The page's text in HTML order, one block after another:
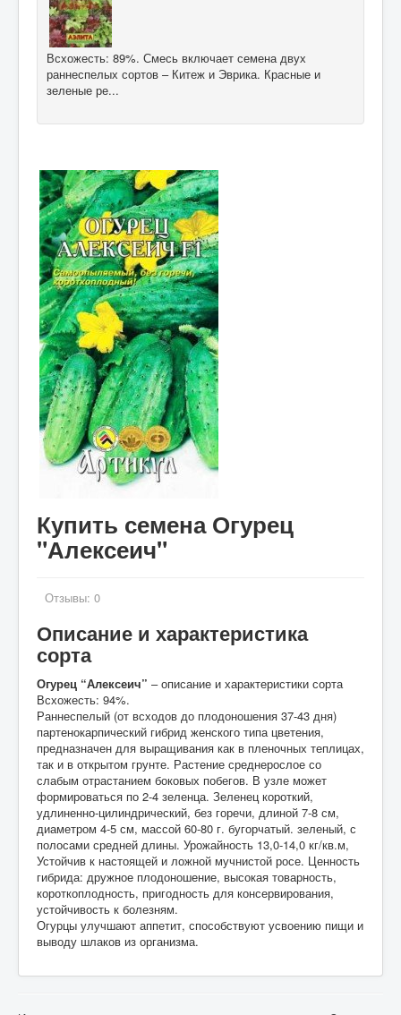
Всхожесть: 89%. Смесь включает семена двух
раннеспелых сортов – Китеж и Эврика. Красные и
зеленые ре...
Купить семена Огурец
"Алексеич"
Отзывы: 0
Описание и характеристика
сорта
Огурец “Алексеич” – описание и характеристики сорта
Всхожесть: 94%.
Раннеспелый (от всходов до плодоношения 37-43 дня)
партенокарпический гибрид женского типа цветения,
предназначен для выращивания как в пленочных теплицах,
так и в открытом грунте. Растение среднерослое со
слабым отрастанием боковых побегов. В узле может
формироваться по 2-4 зеленца. Зеленец короткий,
удлиненно-цилиндрический, без горечи, длиной 7-8 см,
диаметром 4-5 см, массой 60-80 г. бугорчатый. зеленый, с
полосами средней длины. Урожайность 13,0-14,0 кг/кв.м,
Устойчив к настоящей и ложной мучнистой росе. Ценность
гибрида: дружное плодоношение, высокая товарность,
короткоплодность, пригодность для консервирования,
устойчивость к болезням.
Огурцы улучшают аппетит, способствуют усвоению пищи и
выводу шлаков из организма.